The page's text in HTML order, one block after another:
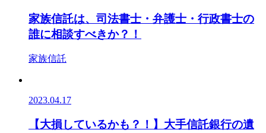
家族信託は、司法書士・弁護士・行政書士の
誰に相談すべきか？！
家族信託
2023.04.17
【大損しているかも？！】大手信託銀行の遺